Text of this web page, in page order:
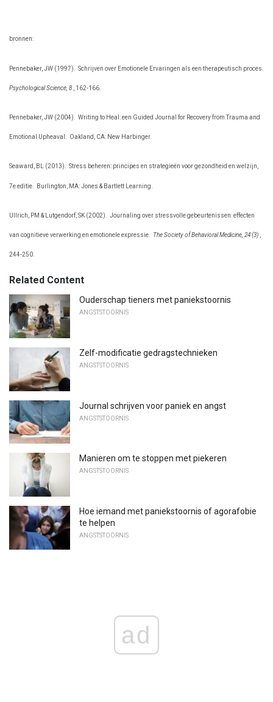
bronnen:
Pennebaker, JW (1997). Schrijven over Emotionele Ervaringen als een therapeutisch proces.
Psychological Science, 8 , 162-166.
Pennebaker, JW (2004). Writing to Heal: een Guided Journal for Recovery from Trauma and
Emotional Upheaval. Oakland, CA: New Harbinger.
Seaward, BL (2013). Stress beheren: principes en strategieën voor gezondheid en welzijn,
7e editie. Burlington, MA: Jones & Bartlett Learning.
Ullrich, PM & Lutgendorf, SK (2002). Journaling over stressvolle gebeurtenissen: effecten
van cognitieve verwerking en emotionele expressie. The Society of Behavioral Medicine, 24 (3)
244-250.
Related Content
Ouderschap tieners met paniekstoornis
ANGSTSTOORNIS
Zelf-modificatie gedragstechnieken
ANGSTSTOORNIS
Journal schrijven voor paniek en angst
ANGSTSTOORNIS
Manieren om te stoppen met piekeren
ANGSTSTOORNIS
Hoe iemand met paniekstoornis of agorafobie
te helpen
ANGSTSTOORNIS
ad